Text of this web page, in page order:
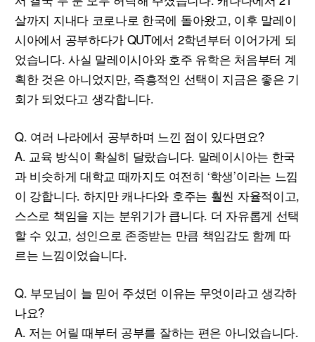
살까지 지내다 코로나로 한국에 돌아왔고, 이후 말레이
시아에서 공부하다가 QUT에서 2학년부터 이어가게 되
었습니다. 사실 말레이시아와 호주 유학은 처음부터 계
획한 것은 아니었지만, 즉흥적인 선택이 지금은 좋은 기
회가 되었다고 생각합니다.
Q. 여러 나라에서 공부하며 느낀 점이 있다면요?
A. 교육 방식이 확실히 달랐습니다. 말레이시아는 한국
과 비슷하게 대학교 때까지도 여전히 ‘학생’이라는 느낌
이 강합니다. 하지만 캐나다와 호주는 훨씬 자율적이고,
스스로 책임을 지는 분위기가 큽니다. 더 자유롭게 선택
할 수 있고, 성인으로 존중받는 만큼 책임감도 함께 따
르는 느낌이었습니다.
Q. 부모님이 늘 믿어 주셨던 이유는 무엇이라고 생각하
나요?
A. 저는 어릴 때부터 공부를 잘하는 편은 아니었습니다.